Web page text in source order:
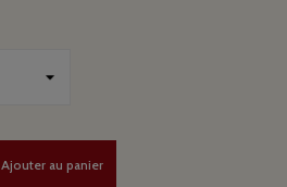
Ajouter au panier